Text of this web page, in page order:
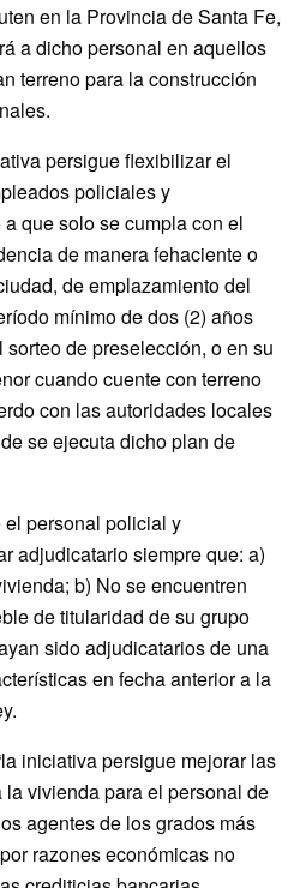
en la Provincia de Santa Fe,
a dicho personal en aquellos
terreno para la construcción
persigue flexibilizar el
policiales y
que solo se cumpla con el
de manera fehaciente o
de emplazamiento del
mínimo de dos (2) años
de preselección, o en su
cuando cuente con terreno
con las autoridades locales
se ejecuta dicho plan de
personal policial y
adjudicatario siempre que: a)
b) No se encuentren
de titularidad de su grupo
sido adjudicatarios de una
en fecha anterior a la
iniciativa persigue mejorar las
vivienda para el personal de
agentes de los grados más
razones económicas no